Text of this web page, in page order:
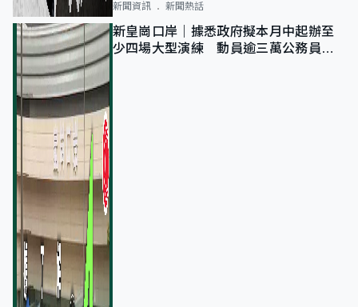
新聞資訊 新聞熱話
新皇崗口岸｜據悉政府擬本月中起辦至
少四場大型演練 動員逾三萬公務員人